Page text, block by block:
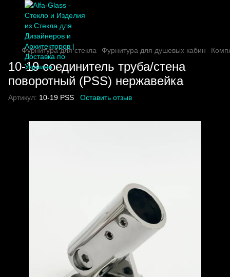
Фурнитура для стекла Фурнитура для душевых кабин
10-19 соединитель труба/стена
поворотный (PSS) нержавейка
Артикул: 10-19 PSS Оставить отзыв